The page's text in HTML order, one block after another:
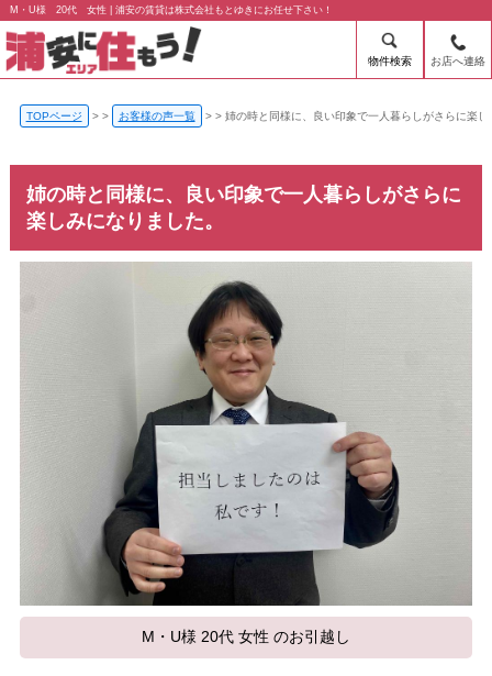
M・U様 20代 女性 | 浦安の賃貸は株式会社もとゆきにお任せ下さい！
物件検索 お店へ連絡
TOPページ > お客様の声一覧 > 姉の時と同様に、良い印象で一人暮らしがさらに楽し
姉の時と同様に、良い印象で一人暮らしがさらに
楽しみになりました。
M・U様 20代 女性 のお引越し